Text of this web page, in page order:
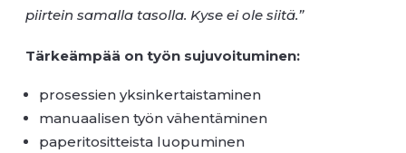
piirtein samalla tasolla. Kyse ei ole siitä.”
Tärkeämpää on työn sujuvoituminen:
prosessien yksinkertaistaminen
manuaalisen työn vähentäminen
paperitositteista luopuminen